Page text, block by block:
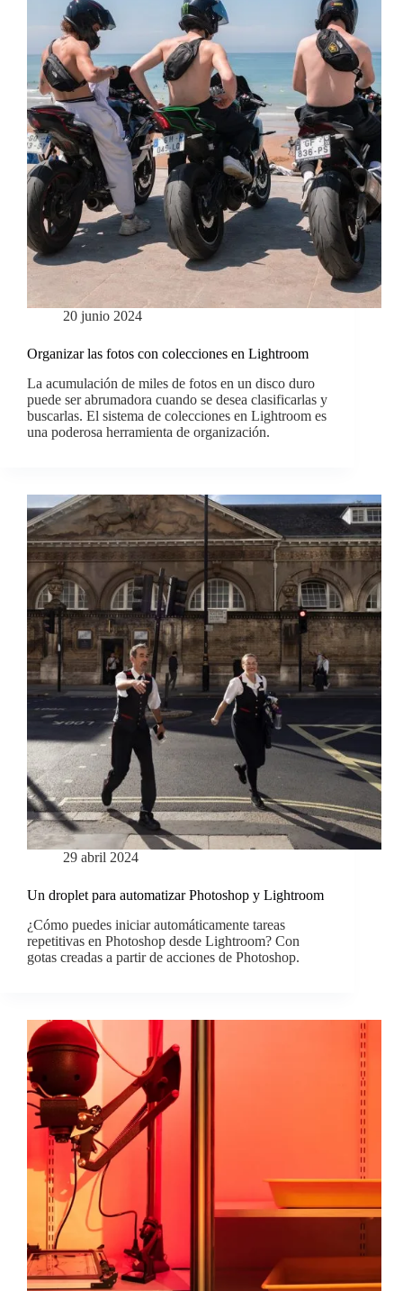
20 junio 2024
Organizar las fotos con colecciones en Lightroom
La acumulación de miles de fotos en un disco duro
puede ser abrumadora cuando se desea clasificarlas y
buscarlas. El sistema de colecciones en Lightroom es
una poderosa herramienta de organización.
29 abril 2024
Un droplet para automatizar Photoshop y Lightroom
¿Cómo puedes iniciar automáticamente tareas
repetitivas en Photoshop desde Lightroom? Con
gotas creadas a partir de acciones de Photoshop.